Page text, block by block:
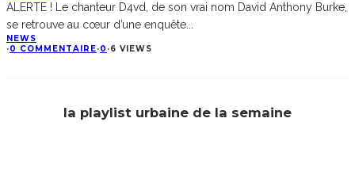
ALERTE ! Le chanteur D4vd, de son vrai nom David Anthony Burke,
se retrouve au cœur d’une enquête
NEWS
·0 COMMENTAIRE·0 ·6 VIEWS
la playlist urbaine de la semaine